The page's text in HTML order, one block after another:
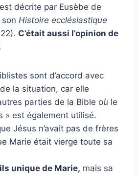
décrite par Eusèbe de
Histoire ecclésiastique
C’était aussi l’opinion de
sont d’accord avec
la situation, car elle
parties de la Bible où le
» est également utilisé.
Jésus n’avait pas de frères
Marie était vierge toute sa
unique de Marie, mais sa